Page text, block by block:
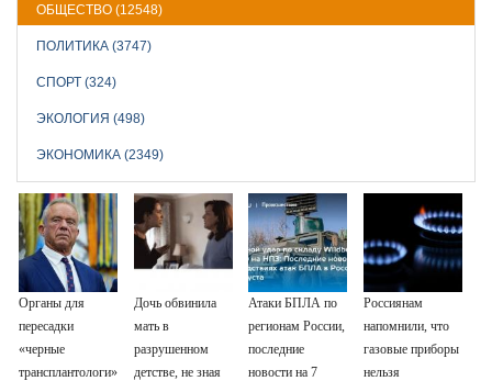
ОБЩЕСТВО (12548)
ПОЛИТИКА (3747)
СПОРТ (324)
ЭКОЛОГИЯ (498)
ЭКОНОМИКА (2349)
Органы для
пересадки
«черные
трансплантологи»
Дочь обвинила
мать в
разрушенном
детстве, не зная
Атаки БПЛА по
регионам России,
последние
новости на 7
Россиянам
напомнили, что
газовые приборы
нельзя